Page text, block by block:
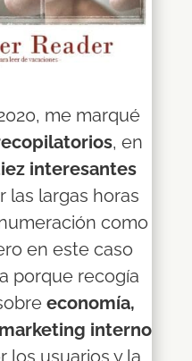
me marqué
, en
interesantes
las largas horas
como
en este caso
porque recogía
economía,
interno
los usuarios y la